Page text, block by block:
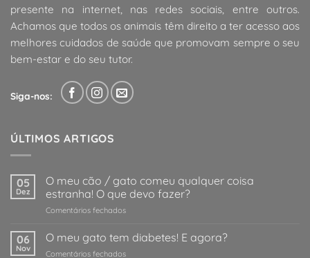
presente na internet, nas redes sociais, entre outros.
Achamos que todos os animais têm direito a ter acesso aos
melhores cuidados de saúde que promovam sempre o seu
bem-estar e do seu tutor.
Siga-nos:
ÚLTIMOS ARTIGOS
05
Dez
O meu cão / gato comeu qualquer coisa
estranha! O que devo fazer?
Comentários fechadosem
meu
06
Nov
O meu gato tem diabetes! E agora?
Comentários fechadosem